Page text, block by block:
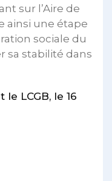
sur l’Aire de
ainsi une étape
sociale du
sa stabilité dans
LCGB, le 16